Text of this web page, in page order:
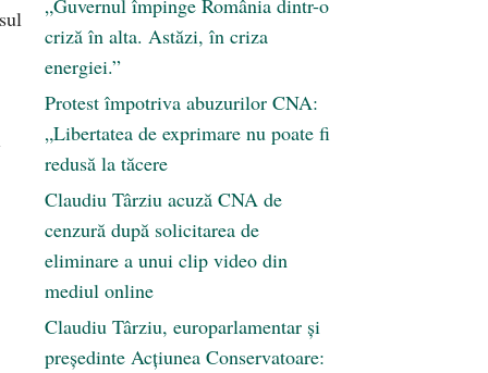
„Guvernul împinge România dintr-o
criză în alta. Astăzi, în criza
energiei.”
Protest împotriva abuzurilor CNA:
„Libertatea de exprimare nu poate fi
redusă la tăcere
Claudiu Târziu acuză CNA de
cenzură după solicitarea de
eliminare a unui clip video din
mediul online
Claudiu Târziu, europarlamentar și
președinte Acțiunea Conservatoare: